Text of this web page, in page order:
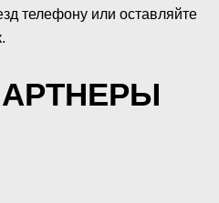
телефону или оставляйте